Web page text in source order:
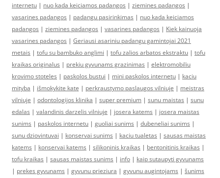
internetu | nuo kada keiciamos padangos | ziemines padangos |
vasarines padangos | padangu pasirinkimas | nuo kada keiciamos
padangos | ziemines padangos | vasarines padangos | Kiek kainuoja
vasarines padangos | Geriausi asariniu padangu gamintojai 2021
metais | tofu su bambuko anglimi | tofu zalios arbatos ekstraktu | tofu
kraikas originalus | prekiu gyvunams grazinimas | elektromobiliu
krovimo stoteles | paskolos bustui | mini paskolos internetu | kaciu
mityba | išmokykite katę | perkraustymo paslaugos vilniuje | meistras
vilniuje | odontologijos klinika | super premium | sunu maistas | sunu
edalas | valandinis darzelis vilniuje | josera katems | josera maistas
sunims | paskolos internetu | guoliai sunims | dubeneliai sunims |
sunu dziovintuvai | konservai sunims | kaciu tualetas | sausas maistas
katems | konservai katems | silikoninis kraikas | bentonitinis kraikas |
tofu kraikas | sausas maistas sunims | info | kaip sutaupyti gyvunams
| prekes gyvunams | gyvunu prieziura | gyvunu augintojams | šunims